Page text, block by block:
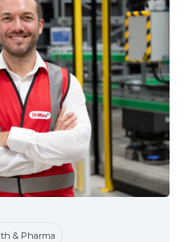
& Pharma